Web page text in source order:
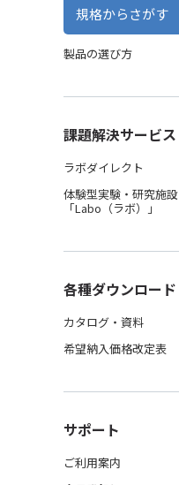
規格からさがす
製品の選び方
課題解決サービス
ラボダイレクト
体験型実験・研究施設
「Labo（ラボ）」
各種ダウンロード
カタログ・資料
希望納入価格改定表
サポート
ご利用案内